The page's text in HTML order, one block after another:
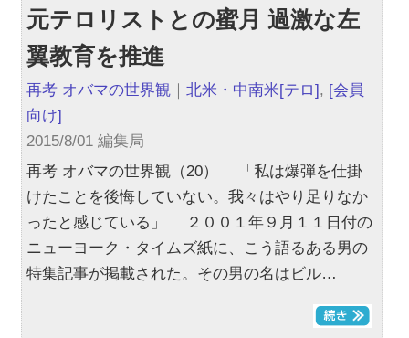
元テロリストとの蜜月 過激な左
翼教育を推進
再考 オバマの世界観 ｜北米・中南米[テロ], [会員
向け]
2015/8/01 編集局
再考 オバマの世界観（20） 「私は爆弾を仕掛
けたことを後悔していない。我々はやり足りなか
ったと感じている」 ２００１年９月１１日付の
ニューヨーク・タイムズ紙に、こう語るある男の
特集記事が掲載された。その男の名はビル…